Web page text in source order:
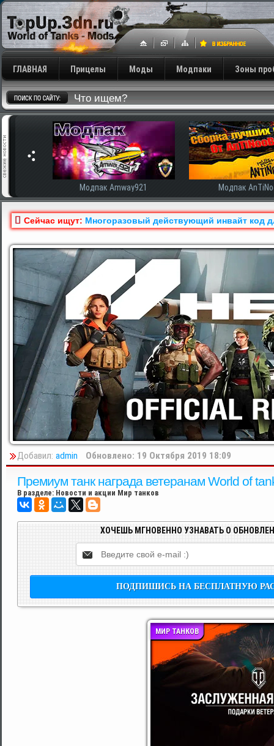
ГЛАВНАЯ Прицелы Моды Модпаки Зоны
Модпак Amway921 Модпак
Сейчас ищут: Многоразовый действующий инвайт код
Добавил: admin Обновлено: 19 Октября 2019 18:09
Премиум танк награда ветеранам World of
В разделе: Новости и акции Мир танков
ХОЧЕШЬ МГНОВЕННО УЗНАВАТЬ О
МИР ТАНКОВ